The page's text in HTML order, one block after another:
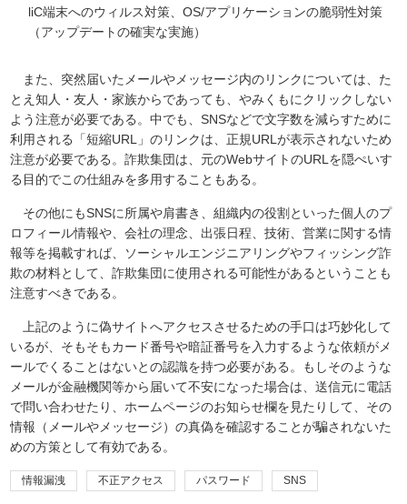
liC端末へのウィルス対策、OS/アプリケーションの脆弱性対策
（アップデートの確実な実施）
また、突然届いたメールやメッセージ内のリンクについては、た
とえ知人・友人・家族からであっても、やみくもにクリックしない
よう注意が必要である。中でも、SNSなどで文字数を減らすために
利用される「短縮URL」のリンクは、正規URLが表示されないため
注意が必要である。詐欺集団は、元のWebサイトのURLを隠ぺいす
る目的でこの仕組みを多用することもある。
その他にもSNSに所属や肩書き、組織内の役割といった個人のプ
ロフィール情報や、会社の理念、出張日程、技術、営業に関する情
報等を掲載すれば、ソーシャルエンジニアリングやフィッシング詐
欺の材料として、詐欺集団に使用される可能性があるということも
注意すべきである。
上記のように偽サイトへアクセスさせるための手口は巧妙化して
いるが、そもそもカード番号や暗証番号を入力するような依頼がメ
ールでくることはないとの認識を持つ必要がある。もしそのような
メールが金融機関等から届いて不安になった場合は、送信元に電話
で問い合わせたり、ホームページのお知らせ欄を見たりして、その
情報（メールやメッセージ）の真偽を確認することが騙されないた
めの方策として有効である。
情報漏洩 不正アクセス パスワード SNS